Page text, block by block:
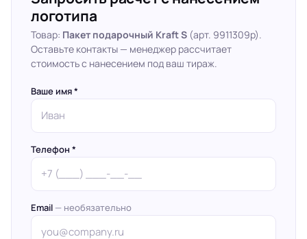
логотипа
Товар: Пакет подарочный Kraft S (арт. 9911309p).
Оставьте контакты — менеджер рассчитает
стоимость с нанесением под ваш тираж.
Ваше имя *
Телефон *
Email — необязательно